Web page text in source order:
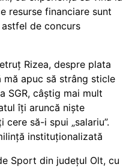
resurse financiare sunt
de concurs
Rizea, despre plata
mă apuc să strâng sticle
SGR, câștig mai mult
îți aruncă niște
cere să-i spui „salariu”.
instituționalizată
Sport din județul Olt, cu